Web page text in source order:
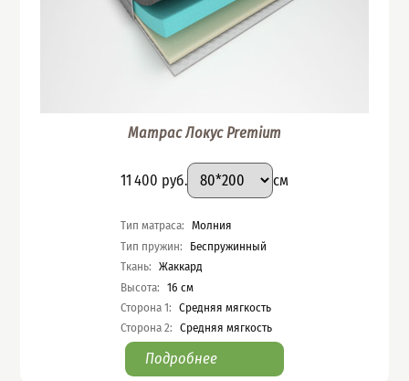
Матрас Локус Premium
Цена
11 400 руб.
Подобрать вариант
Размер:
см
Характеристики
Тип матраса:
Молния
Тип пружин:
Беспружинный
Ткань:
Жаккард
Высота: 16 см
Сторона 1:
Средняя мягкость
Сторона 2: Средняя мягкость
Подробнее